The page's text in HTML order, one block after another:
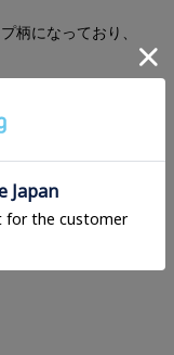
柄になっており、
るのでインナーに
してももたつか
トップスです。
ます。